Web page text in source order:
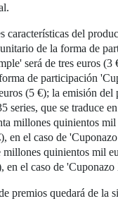
características del
de la forma de
será de tres euros (3
de participación
(5 €); la emisión del
series, que se traduce
millones quinientos mil
en el caso de
millones quinientos mil
en el caso de
premios quedará de la